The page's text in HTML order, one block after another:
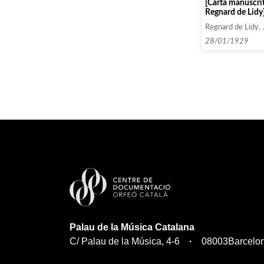
[Carta
Regnard de Lidy]
Regnard de Lidy,
28/01/1929
Palau de la Música Catalana
C/ Palau de la Música, 4-6
08003